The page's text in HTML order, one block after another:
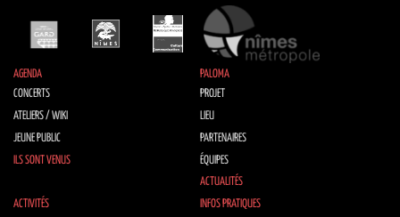
AGENDA
CONCERTS
ATELIERS / WIKI
JEUNE PUBLIC
ILS SONT VENUS
PALOMA
PROJET
LIEU
PARTENAIRES
ÉQUIPES
ACTUALITÉS
ACTIVITÉS
INFOS PRATIQUES